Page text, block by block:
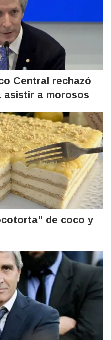
Central rechazó
asistir a morosos
de coco y